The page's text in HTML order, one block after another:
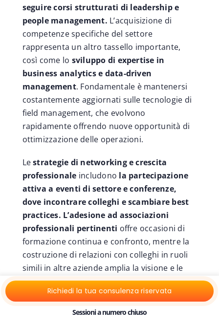
seguire corsi strutturati di leadership e
people management. L’acquisizione di
competenze specifiche del settore
rappresenta un altro tassello importante,
così come lo sviluppo di expertise in
business analytics e data-driven
management. Fondamentale è mantenersi
costantemente aggiornati sulle tecnologie di
field management, che evolvono
rapidamente offrendo nuove opportunità di
ottimizzazione delle operazioni.
Lestrategie di networking e crescita
professionale includono la partecipazione
attiva a eventi di settore e conferenze,
dove incontrare colleghi e scambiare best
practices. L’adesione ad associazioni
professionali pertinenti offre occasioni di
formazione continua e confronto, mentre la
costruzione di relazioni con colleghi in ruoli
simili in altre aziende amplia la visione e le
prospettive.Trovare mentor con esperienza
consolidata nel field management può
accelerare significativamente la crescita
Richiedi la tua consulenza riservata
Sessioni a numero chiuso